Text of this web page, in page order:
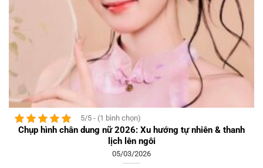
5/5 - (1 bình chọn)
Chụp hình chân dung nữ 2026: Xu hướng tự nhiên & thanh
lịch lên ngôi
05/03/2026